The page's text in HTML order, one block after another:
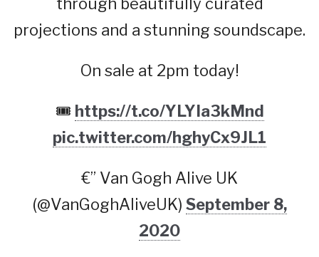
through beautifully curated
projections and a stunning soundscape.
On sale at 2pm today!
🎟 https://t.co/YLYIa3kMnd
pic.twitter.com/hghyCx9JL1
€” Van Gogh Alive UK
(@VanGoghAliveUK) September 8,
2020